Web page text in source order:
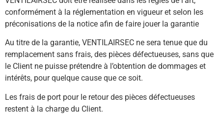
conformément à la réglementation en vigueur et selon les
préconisations de la notice afin de faire jouer la garantie
Au titre de la garantie, VENTILAIRSEC ne sera tenue que du
remplacement sans frais, des pièces défectueuses, sans que
le Client ne puisse prétendre à l’obtention de dommages et
intérêts, pour quelque cause que ce soit.
Les frais de port pour le retour des pièces défectueuses
restent à la charge du Client.